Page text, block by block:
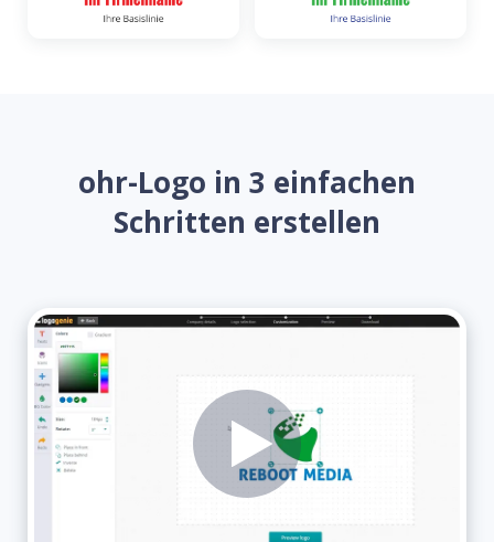
ohr-Logo in 3 einfachen
Schritten erstellen